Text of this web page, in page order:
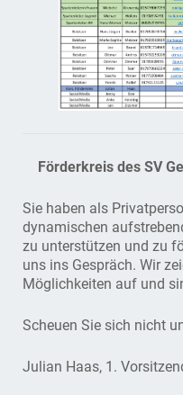
Förderkreis des SV
Sie haben als
dynamischen
zu unterstützen und zu
uns ins Gespräch. Wir
Möglichkeiten auf und
Scheuen Sie sich nicht
Julian Haas, 1.